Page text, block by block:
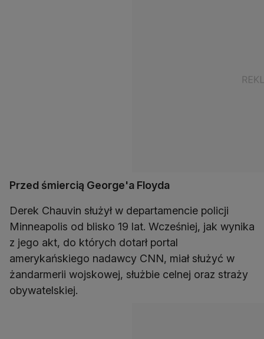
Przed śmiercią George'a Floyda
Derek Chauvin służył w departamencie policji
Minneapolis od blisko 19 lat. Wcześniej, jak wynika
z jego akt, do których dotarł portal
amerykańskiego nadawcy CNN, miał służyć w
żandarmerii wojskowej, służbie celnej oraz straży
obywatelskiej.